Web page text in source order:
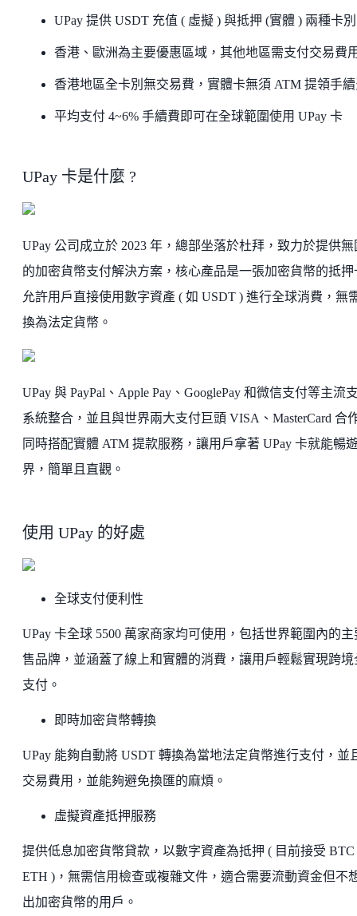
UPay 提供 USDT 充值 ( 虛擬 ) 與抵押 (實體 ) 兩種卡別
香港、歐洲為主要優惠區域，其他地區需支付交易費
香港地區全卡別無交易費，實體卡無須 ATM 提領手
平均支付 4~6% 手續費即可在全球範圍使用 UPay 卡
UPay 卡是什麼 ?
UPay 公司成立於 2023 年，總部坐落於杜拜，致力於提供無
的加密貨幣支付解決方案，核心產品是一張加密貨幣的抵押
允許用戶直接使用數字資產 ( 如 USDT ) 進行全球消費，無
換為法定貨幣。
UPay 與 PayPal、Apple Pay、GooglePay 和微信支付等主流
系統整合，並且與世界兩大支付巨頭 VISA、MasterCard 合
同時搭配實體 ATM 提款服務，讓用戶拿著 UPay 卡就能暢
界，簡單且直觀。
使用 UPay 的好處
全球支付便利性
UPay 卡全球 5500 萬家商家均可使用，包括世界範圍內的主
售品牌，並涵蓋了線上和實體的消費，讓用戶輕鬆實現跨境
支付。
即時加密貨幣轉換
UPay 能夠自動將 USDT 轉換為當地法定貨幣進行支付，並
交易費用，並能夠避免換匯的麻煩。
虛擬資產抵押服務
提供低息加密貨幣貸款，以數字資產為抵押 ( 目前接受 BTC
ETH )，無需信用檢查或複雜文件，適合需要流動資金但不
出加密貨幣的用戶。